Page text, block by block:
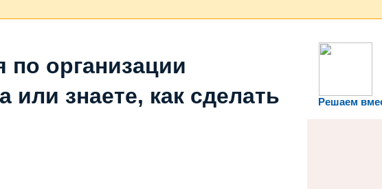
Решаем
по организации
или знаете, как сделать